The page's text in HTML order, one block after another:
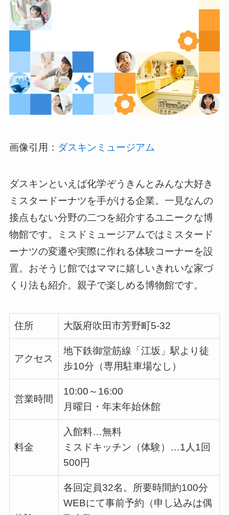
画像引用： ダスキンミュージアム
ダスキンといえば化学ぞうきんとみんな大好き
ミスタードーナツを手がける企業。一見なんの
接点もない分野の二つを紹介するユニークな博
物館です。ミスドミュージアムではミスタード
ーナツの変遷や実際に作れる体験コーナーを設
置。おそうじ館ではママに嬉しいきれいな家づ
くり法も紹介。親子で楽しめる博物館です。
住所 大阪府吹田市芳野町5-32
アクセス
地下鉄御堂筋線「江坂」駅より徒
歩10分（専用駐車場なし）
営業時間
10:00～ 16:00
月曜日・年末年始休館
料金
入館料…無料
ミスドキッチン（体験）…1 人 1回
500円
各回定員32名。所要時間約100分
WEBにて事前予約（申し込みは偶